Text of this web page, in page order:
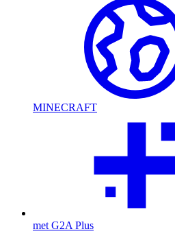
MINECRAFT
met G2A Plus